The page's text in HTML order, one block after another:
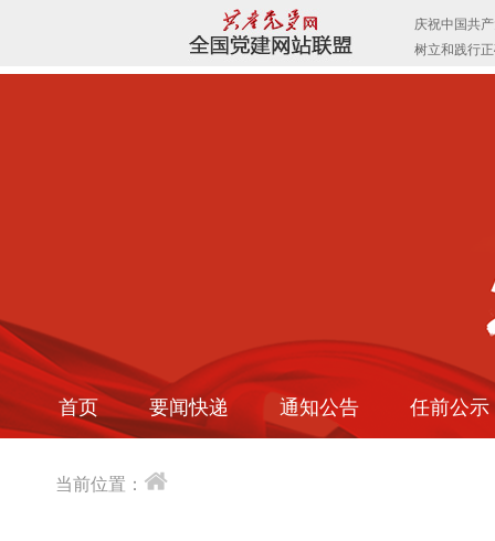
首页 要闻快递 通知公告 任前公示
当前位置：